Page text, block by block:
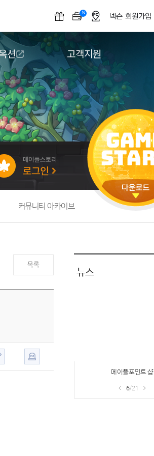
N OFF넥슨 회원가입
션
션
고객지원
다운로드
도움말/1:1문의
버그악용/불법프로그램 신고
게임 접근성
커뮤니티 아카이브
목록
뉴스
메이플포인트 샵
6/21